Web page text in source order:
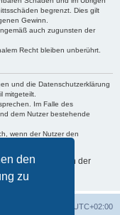
den
zu
begrenzt. Dies gilt
Gewinn.
auch zugunsten der
Recht bleiben unberührt.
und die Datenschutzerklärung
mitgeteilt.
Im Falle des
dem Nutzer bestehende
wenn der Nutzer den
Daten sind in der
UTC+02:00